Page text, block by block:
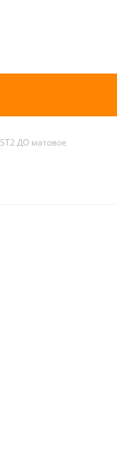
ST2 ДО матовое